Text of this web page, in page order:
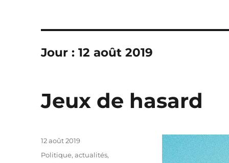
Jour :12 août 2019
Jeux de hasard
Publié
12 août 2019
Catégories
Politique, actualités,